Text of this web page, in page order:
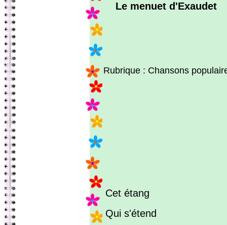
Le menuet d'Exaudet
Rubrique : Chansons
Cet étang
Qui s'étend